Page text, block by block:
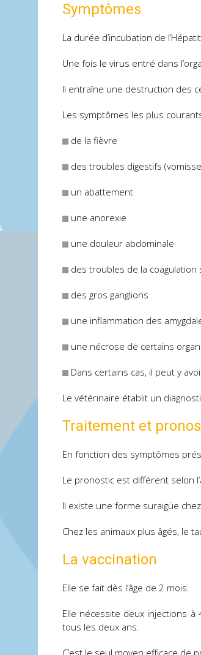
Symptômes
La durée d’incubation de
Une fois le virus entré dans
Il entraîne une destruction des
Les symptômes les plus
de la fièvre
des troubles digestifs
un abattement
une anorexie
une douleur abdominale
des troubles de la coagulation
des gros ganglions
une inflammation des
une nécrose de certains
Dans certains cas, il peut y
Le vétérinaire établit un
Traitement et
En fonction des symptômes
Le pronostic est différent selon
Il existe une forme suraigüe
Chez les animaux plus âgés, le
La vaccination
Elle se fait dès l’âge de 2 mois.
Elle nécessite deux injections
tous les deux ans.